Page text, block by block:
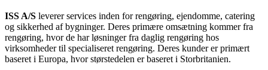
ISS A/S leverer services inden for rengøring, ejendomme, catering
og sikkerhed af bygninger. Deres primære omsætning kommer fra
rengøring, hvor de har løsninger fra daglig rengøring hos
virksomheder til specialiseret rengøring. Deres kunder er primært
baseret i Europa, hvor størstedelen er baseret i Storbritanien.